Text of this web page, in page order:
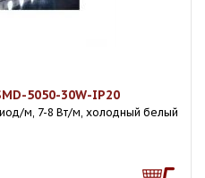
5050-30W-IP20
м, 7-8 Вт/м, холодный белый